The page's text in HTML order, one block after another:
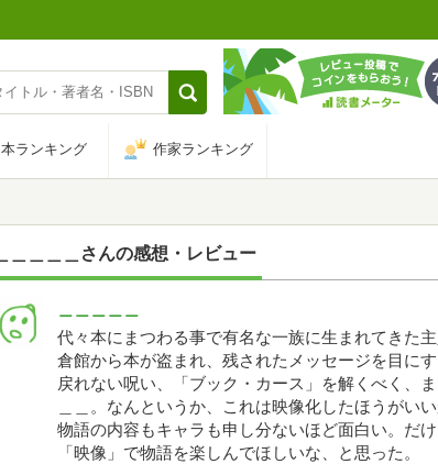
本ランキング 作家ランキング
さんの感想・レビュー
代々本にまつわる事で有名な一族に生まれてきた
倉館から本が盗まれ、残されたメッセージを目に
戻れない呪い、「ブック・カース」を解くべく、
＿＿。なんというか、これは映像化したほうがい
物語の内容もキャラも申し分ないほど面白い。だ
「映像」で物語を楽しんでほしいな、と思った。